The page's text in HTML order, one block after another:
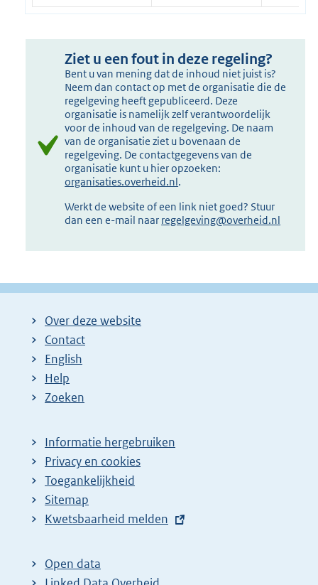
Ziet u een fout in deze regeling?
Bent u van mening dat de inhoud niet juist is?
Neem dan contact op met de organisatie die de
regelgeving heeft gepubliceerd. Deze
organisatie is namelijk zelf verantwoordelijk
voor de inhoud van de regelgeving. De naam
van de organisatie ziet u bovenaan de
regelgeving. De contactgegevens van de
organisatie kunt u hier opzoeken:
organisaties.overheid.nl.
Werkt de website of een link niet goed? Stuur
dan een e-mail naar regelgeving@overheid.nl
Over deze website
Contact
English
Help
Zoeken
Informatie hergebruiken
Privacy en cookies
Toegankelijkheid
Sitemap
E
t
e
Kwetsbaarheid melden
Open data